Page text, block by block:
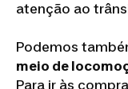
atenção ao
Podemos
meio de
Para ir às